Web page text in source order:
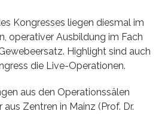
Kongresses liegen diesmal im
operativer Ausbildung im Fach
Highlight sind auch
die Live-Operationen.
aus den Operationssälen
Zentren in Mainz (Prof. Dr.